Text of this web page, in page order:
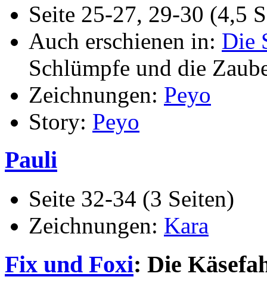
Seite 25-27, 29-30 (4,5
Auch erschienen in: Die
Schlümpfe und die
Zeichnungen: Peyo
Story: Peyo
Pauli
Seite 32-34 (3 Seiten)
Zeichnungen: Kara
Fix und Foxi: Die